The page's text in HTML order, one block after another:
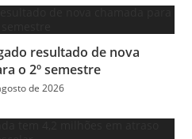
resultado de nova
o 2º semestre
de 2026